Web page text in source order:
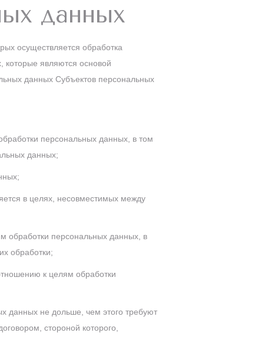
данных
осуществляется обработка
которые являются основой
данных Субъектов персональных
персональных данных, в том
данных;
в целях, несовместимых между
обработки персональных данных, в
обработки;
к целям обработки
данных не дольше, чем этого требуют
стороной которого,